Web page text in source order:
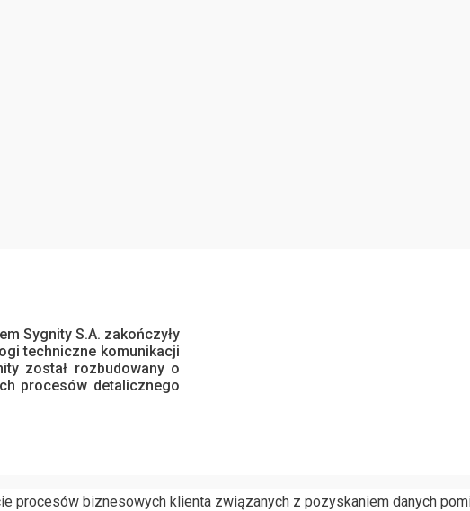
Sygnity S.A. zakończyły
techniczne komunikacji
został rozbudowany o
procesów detalicznego
procesów biznesowych klienta związanych z pozyskaniem danych